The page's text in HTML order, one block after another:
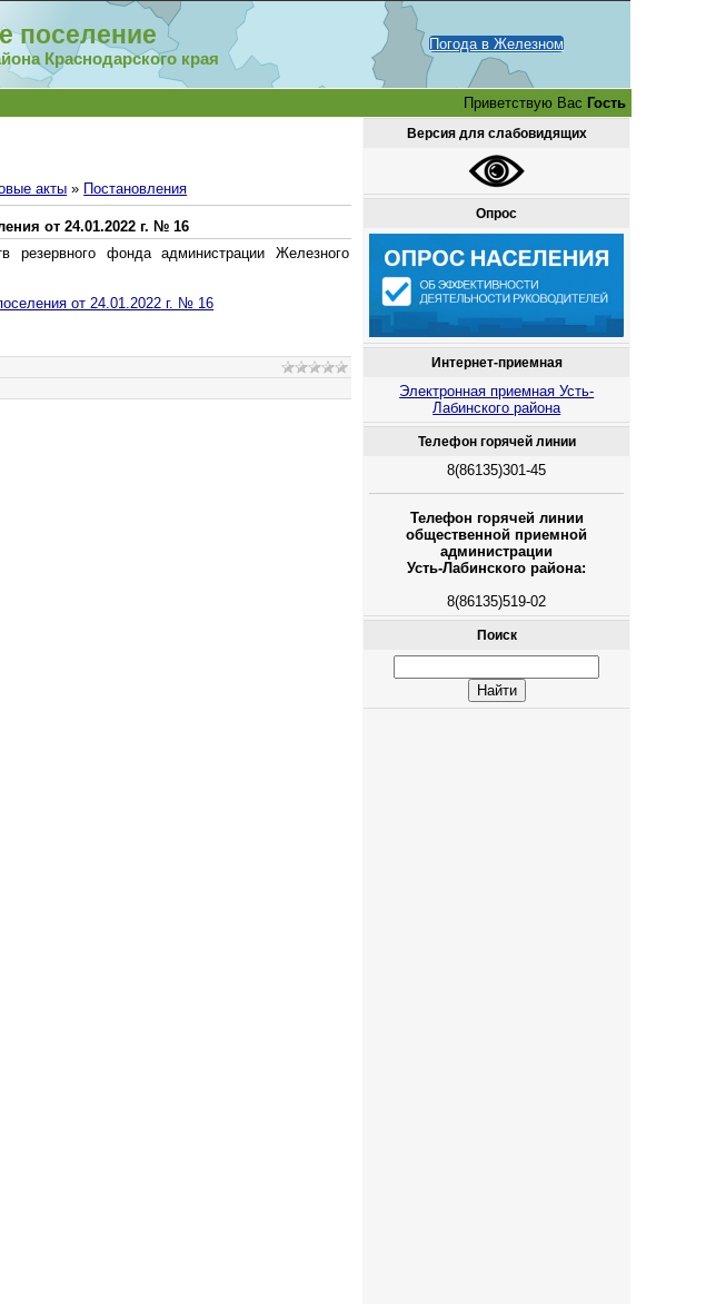
поселение
Краснодарского края
Погода в Железном
Приветствую Вас Гость
акты » Постановления
от 24.01.2022 г. № 16
резервного фонда администрации Железного
от 24.01.2022 г. № 16
Версия для слабовидящих
Опрос
Интернет-приемная
Электронная приемная Усть-
Лабинского района
Телефон горячей линии
8(86135)301-45
Телефон горячей линии
общественной приемной
администрации
Усть-Лабинского района:
8(86135)519-02
Поиск